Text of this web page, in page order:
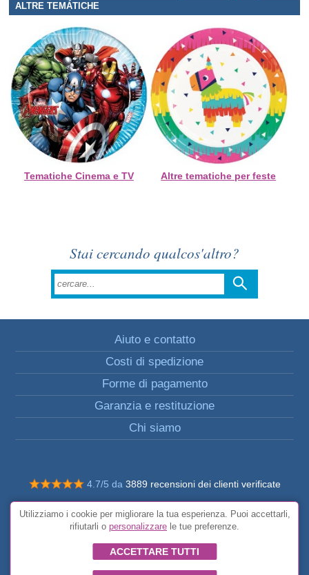
ALTRE TEMÁTICHE
Tematiche Cinema e TV Altre tematiche per feste
Stai cercando qualcos'altro?
Aiuto e contatto
Costi di spedizione
Forme di pagamento
Garanzia e restituzione
Chi siamo
4.7/5 da 3889 recensioni dei clienti verificate
© Tutti i diritti riservati FunToCome
Condizioni generali
Utilizziamo i cookie per migliorare la tua esperienza. Puoi accettarli,
rifiutarli o personalizzare le tue preferenze.
ACCETTARE TUTTI